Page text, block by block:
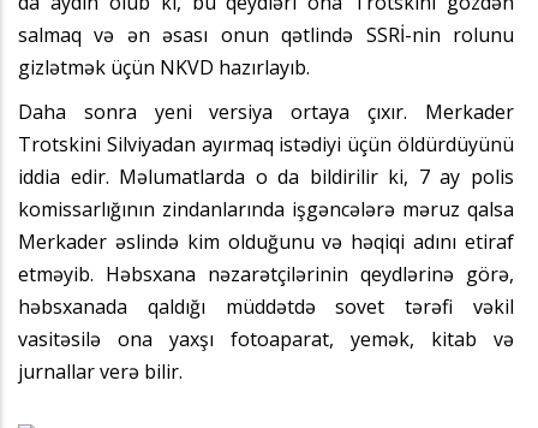
salmaq və ən əsası onun qətlində SSRİ-nin rolunu
gizlətmək üçün NKVD hazırlayıb.
Daha sonra yeni versiya ortaya çıxır. Merkader
Trotskini Silviyadan ayırmaq istədiyi üçün öldürdüyünü
iddia edir. Məlumatlarda o da bildirilir ki, 7 ay polis
komissarlığının zindanlarında işgəncələrə məruz qalsa
Merkader əslində kim olduğunu və həqiqi adını etiraf
etməyib. Həbsxana nəzarətçilərinin qeydlərinə görə,
həbsxanada qaldığı müddətdə sovet tərəfi vəkil
vasitəsilə ona yaxşı fotoaparat, yemək, kitab və
jurnallar verə bilir.